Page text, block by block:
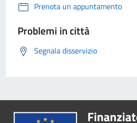
Prenota un appuntamento
Problemi in città
Segnala disservizio